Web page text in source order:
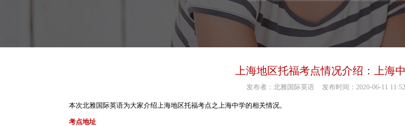
上海地区托福考点情况介绍：上海
发布者：北雅国际英语 发布时间：2020-06-11 11:52
本次北雅国际英语为大家介绍上海地区托福考点之上海中学的相关情况。
考点地址